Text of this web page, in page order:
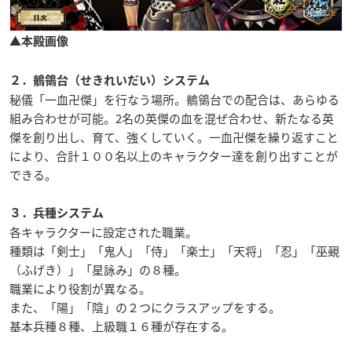
▲本殿画像
２．鶺鴒台（せきれいだい）システム
秘儀「一血卍傑」を行なう場所。鶺鴒台での配合は、あらゆる
組み合わせが可能。2名の英傑の血を混ぜ合わせ、新たなる英
傑を創り出し、育て、強くしていく。一血卍傑を繰り返すこと
により、合計１００名以上のキャラクター達を創り出すことが
できる。
３．兵種システム
各キャラクターに設定された職業。
種類は「剣士」「鬼人」「侍」「楽士」「天将」「忍」「巫覡
（ふげき）」「星詠み」の８種。
職業により役割が異なる。
また、「陽」「陰」の２つにクラスアップをする。
基本兵種８種、上級職１６種が存在する。